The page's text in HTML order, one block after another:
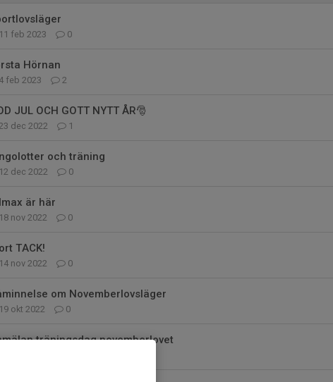
11 feb 2023 0
Hörnan
4 feb 2023 2
JUL OCH GOTT NYTT ÅR🎅
dec 2022 1
och träning
12 dec 2022 0
är här
18 nov 2022 0
TACK!
14 nov 2022 0
om Novemberlovsläger
19 okt 2022 0
träningsdag novemberlovet